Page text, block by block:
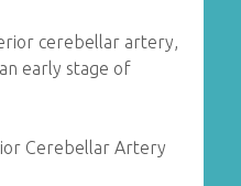
cerebellar artery,
early stage of
Cerebellar Artery